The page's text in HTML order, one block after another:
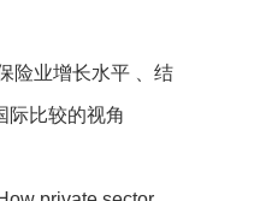
险业增长水平 、结
际比较的视角